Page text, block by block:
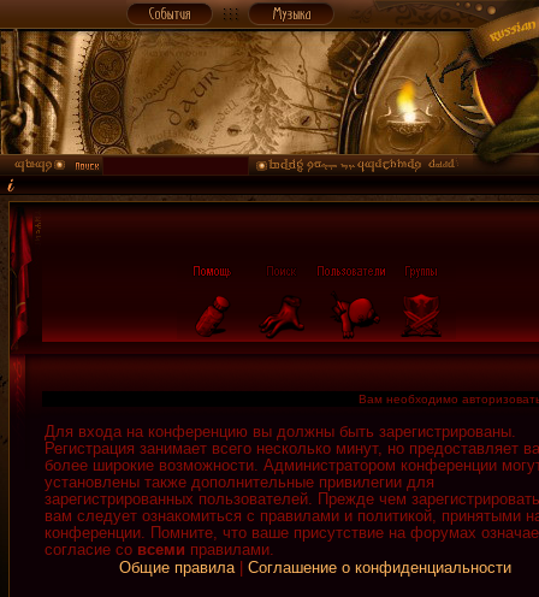
Вам необходимо
Для входа на конференцию вы должны быть зарегистрированы.
Регистрация занимает всего несколько минут, но предоставляет
более широкие возможности. Администратором конференции
установлены также дополнительные привилегии для
зарегистрированных пользователей. Прежде чем
вам следует ознакомиться с правилами и политикой, принятыми
конференции. Помните, что ваше присутствие на форумах
согласие со всеми правилами.
Общие правила| Соглашение о конфиденциальности